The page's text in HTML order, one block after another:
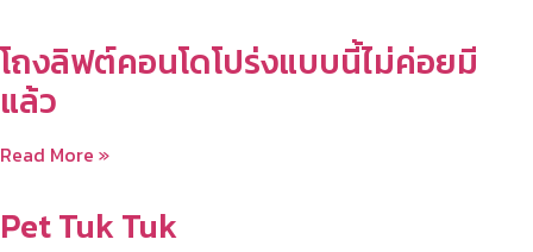
โถงลิฟต์คอนโดโปร่งแบบนี้ไม่ค่อยมี
แล้ว
Read More »
Pet Tuk Tuk